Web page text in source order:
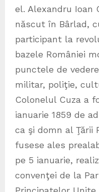
el. Alexandru Ioan
născut în Bârlad,
participant la
bazele României
punctele de
militar, poliţie,
Colonelul Cuza a
ianuarie 1859 de
ca şi domn al Ţării
fusese ales
pe 5 ianuarie,
convenţei de la